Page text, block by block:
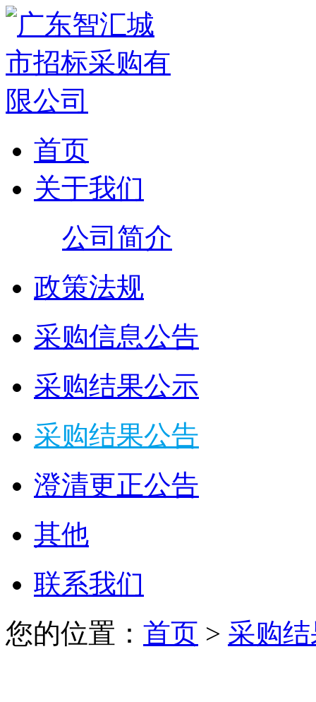
首页
关于我们
公司简介
政策法规
采购信息公告
采购结果公示
采购结果公告
澄清更正公告
其他
联系我们
您的位置： 首页 > 采购